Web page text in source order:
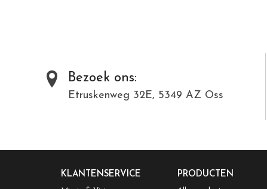
Bezoek ons:
Etruskenweg 32E, 5349 AZ Oss
KLANTENSERVICE PRODUCTEN